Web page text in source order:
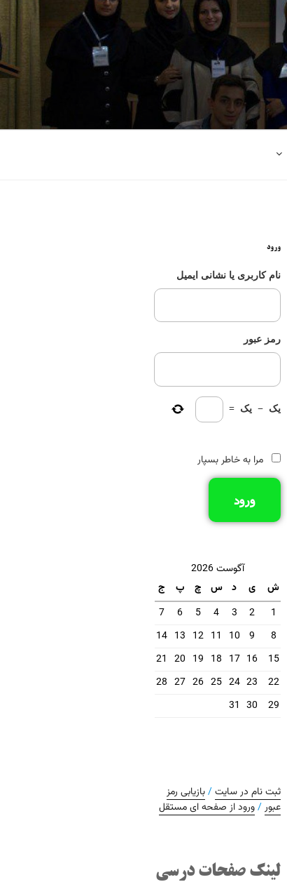
ورود
نام کاربری یا نشانی ایمیل
رمز عبور
یک − یک =
مرا به خاطر بسپار
ورود
آگوست 2026
ش
ی د س چ پ
ج
1
2
3
4
5
6
7
8
9
10
11
12
13
14
15
16
17
18
19
20
21
22
23
24
25
26
27
28
29
30
31
ثبت نام در سایت/بازیابی رمز
عبور/ورود از صفحه ای مستقل
لینک صفحات درسی